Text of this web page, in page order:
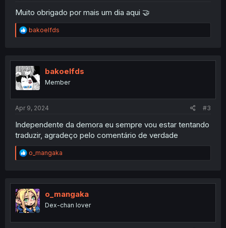
Muito obrigado por mais um dia aqui 🤝
R
e
t
i
o
n
bakoelfds
bakoelfds
Member
Apr 9, 2024 #3
Independente da demora eu sempre vou estar tentando
traduzir, agradeço pelo comentário de verdade
R
e
t
i
o
n
o_mangaka
o_mangaka
Dex-chan lover